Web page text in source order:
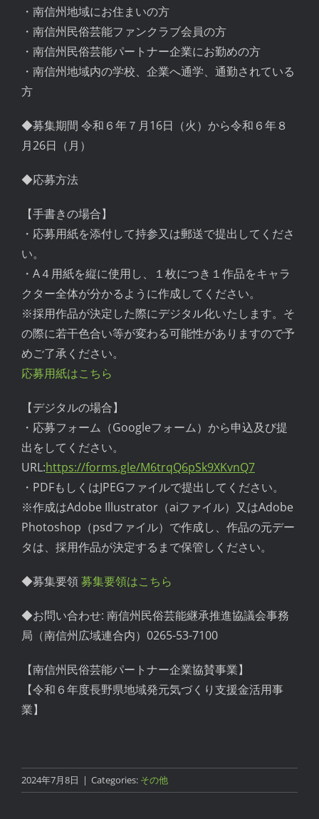
・南信州地域にお住まいの方
・南信州民俗芸能ファンクラブ会員の方
・南信州民俗芸能パートナー企業にお勤めの方
・南信州地域内の学校、企業へ通学、通勤されている
方
◆募集期間 令和６年７月16日（火）から令和６年８
月26日（月）
◆応募方法
【手書きの場合】
・応募用紙を添付して持参又は郵送で提出してくださ
い。
・A４用紙を縦に使用し、１枚につき１作品をキャラ
クター全体が分かるように作成してください。
※採用作品が決定した際にデジタル化いたします。そ
の際に若干色合い等が変わる可能性がありますので予
めご了承ください。
応募用紙はこちら
【デジタルの場合】
・応募フォーム（Googleフォーム）から申込及び提
出をしてください。
URL:https://forms.gle/M6trqQ6pSk9XKvnQ7
・PDFもしくはJPEGファイルで提出してください。
※作成はAdobe Illustrator（aiファイル）又はAdobe
Photoshop（psdファイル）で作成し、作品の元デー
タは、採用作品が決定するまで保管しください。
◆募集要領募集要領はこちら
◆お問い合わせ: 南信州民俗芸能継承推進協議会事務
局（南信州広域連合内）0265-53-7100
【南信州民俗芸能パートナー企業協賛事業】
【令和６年度長野県地域発元気づくり支援金活用事
業】
2024年7月8日 | Categories: その他